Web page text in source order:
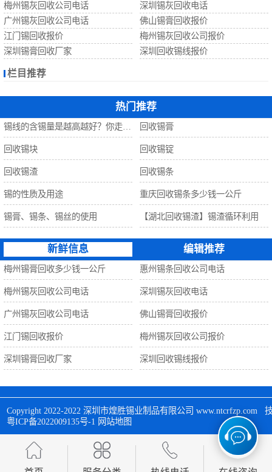
梅州锡灰回收公司电话
深圳锡灰回收电话
广州锡灰回收公司电话
佛山锡膏回收报价
江门锡回收报价
梅州锡灰回收公司报价
深圳锡膏回收厂家
深圳回收锡线报价
栏目推荐
热门推荐
回收锡膏
回收锡块 回收锡锭
回收锡渣 回收锡条
锡的性质及用途 重庆回收锡条多少钱一公斤
锡膏、锡条、锡丝的使用 【湖北回收锡渣】锡渣循环利用
新鲜信息 编辑推荐
梅州锡膏回收多少钱一公斤 惠州锡条回收公司电话
梅州锡灰回收公司电话 深圳锡灰回收电话
广州锡灰回收公司电话 佛山锡膏回收报价
江门锡回收报价 梅州锡灰回收公司报价
深圳锡膏回收厂家 深圳回收锡线报价
Copyright 2022-2022 深圳市煌胜锡业制品有限公司 www.ntcrfzp.com
粤ICP备2022009135号-1 网站地图